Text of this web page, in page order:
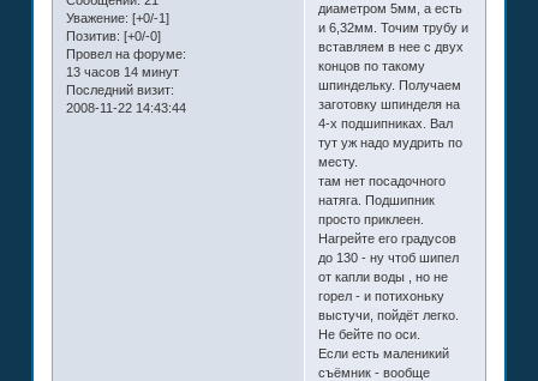
Уважение: [+0/-1]
Позитив: [+0/-0]
Провел на форуме:
13 часов 14 минут
Последний визит:
2008-11-22 14:43:44
диаметром 5мм, а есть
и 6,32мм. Точим трубу и
вставляем в нее с двух
концов по такому
шпиндельку. Получаем
заготовку шпинделя на
4-х подшипниках. Вал
тут уж надо мудрить по
месту.
там нет посадочного
натяга. Подшипник
просто приклеен.
Нагрейте его градусов
до 130 - ну чтоб шипел
от капли воды , но не
горел - и потихоньку
выстучи, пойдёт легко.
Не бейте по оси.
Если есть маленикий
съёмник - вообще